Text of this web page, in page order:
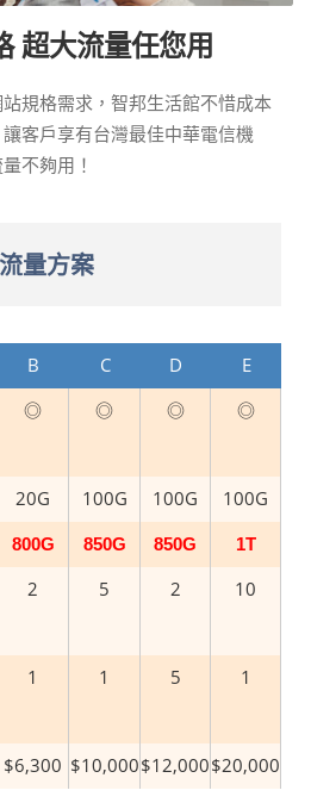
超大流量任您用
規格需求，智邦生活館不惜成本
客戶享有台灣最佳中華電信機
不夠用！
量方案
B C D E
◎ ◎ ◎ ◎
20G 100G 100G 100G
800G 850G 850G 1T
2 5 2 10
1 1 5 1
$6,300 $10,000$12,000$20,000